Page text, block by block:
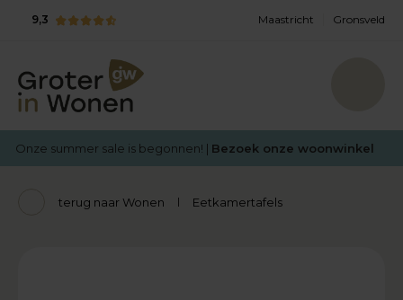
9,3 Maastricht Gronsveld
Onze summer sale is begonnen! | Bezoek onze woonwinkel
terug naar Wonen Eetkamertafels